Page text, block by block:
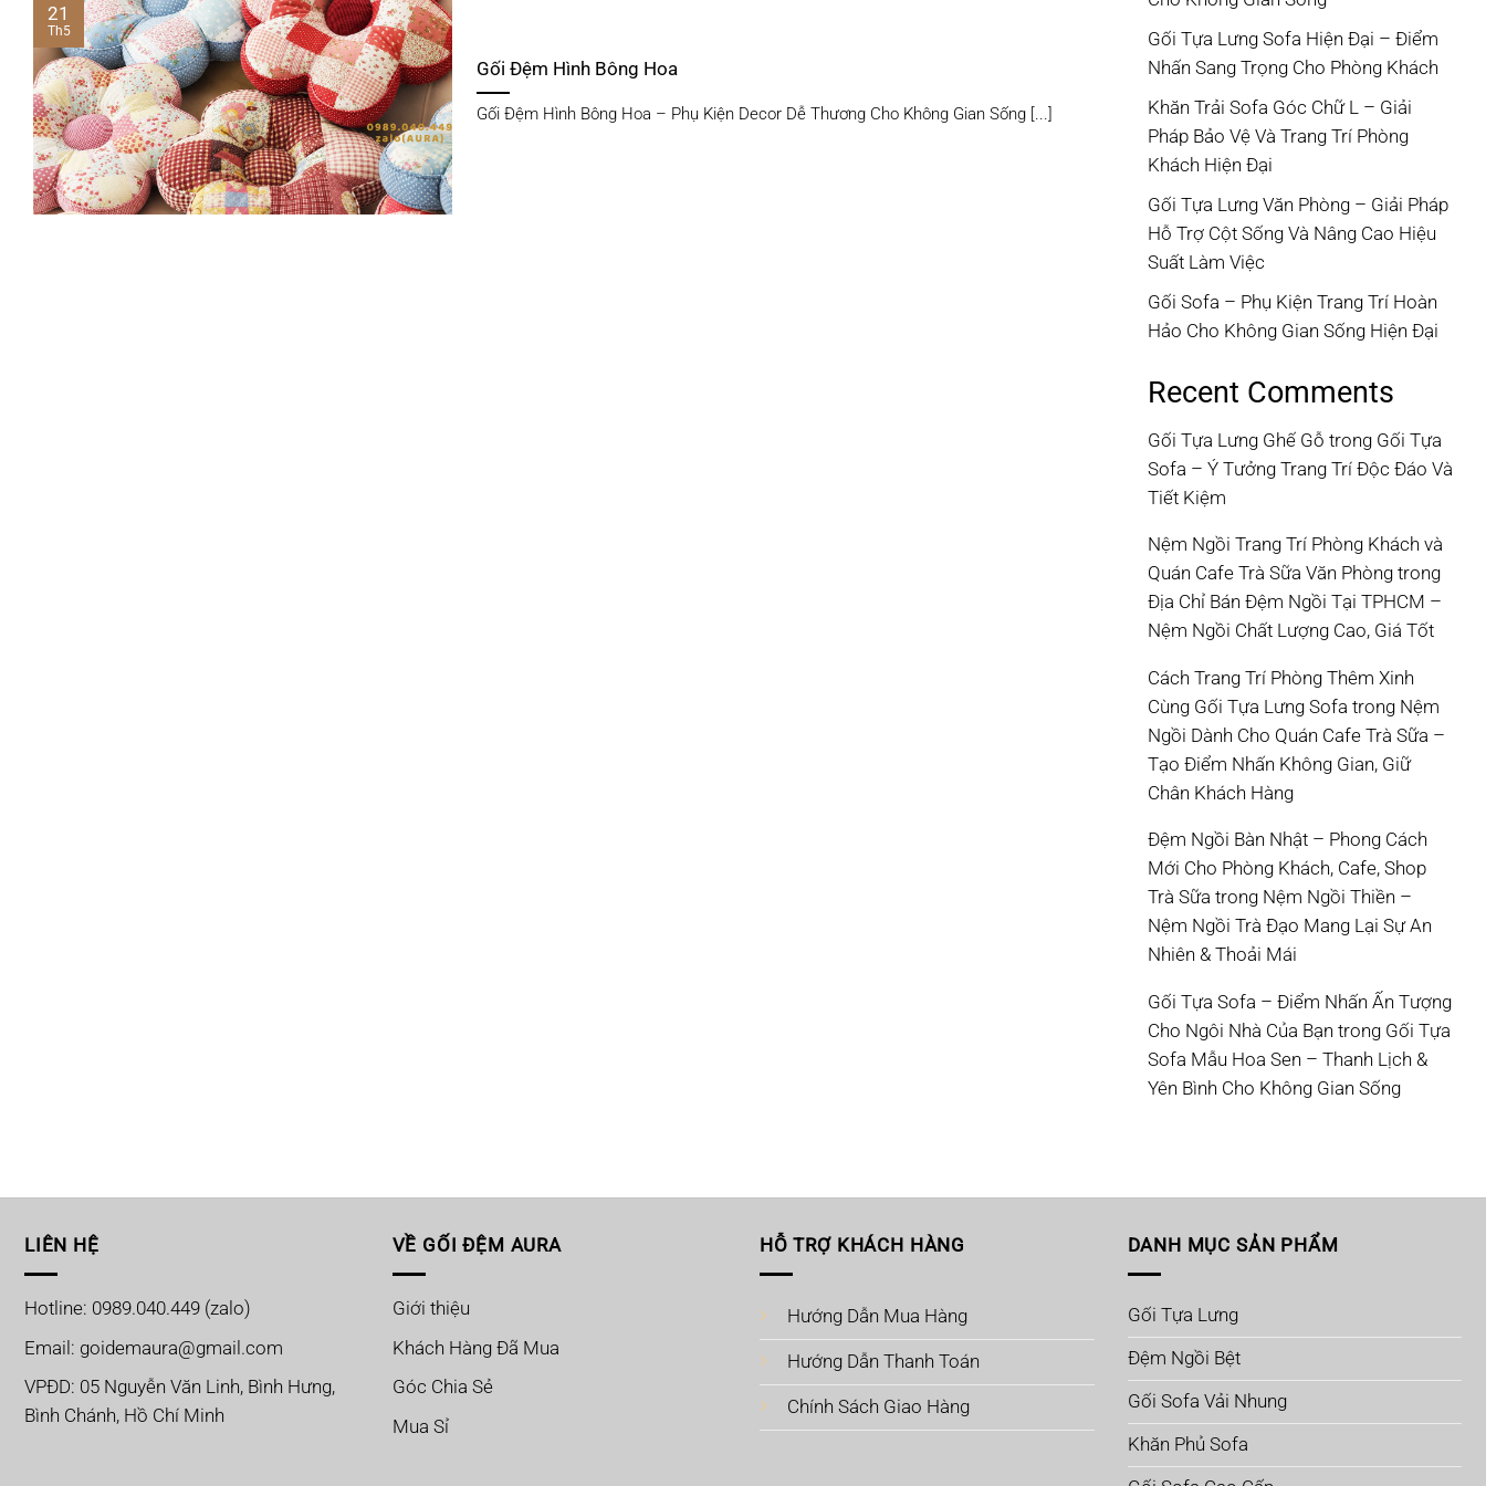
Gối Đệm Hình Bông Hoa
Gối Đệm Hình Bông Hoa – Phụ Kiện Decor Dễ Thương Cho Không Gian Sống [...]
21
Th5
Gối Tựa Lưng Sofa Hiện Đại – Điểm
Nhấn Sang Trọng Cho Phòng Khách
Khăn Trải Sofa Góc Chữ L – Giải
Pháp Bảo Vệ Và Trang Trí Phòng
Khách Hiện Đại
Gối Tựa Lưng Văn Phòng – Giải Pháp
Hỗ Trợ Cột Sống Và Nâng Cao Hiệu
Suất Làm Việc
Gối Sofa – Phụ Kiện Trang Trí Hoàn
Hảo Cho Không Gian Sống Hiện Đại
Recent Comments
Gối Tựa Lưng Ghế Gỗ trong Gối Tựa
Sofa – Ý Tưởng Trang Trí Độc Đáo Và
Tiết Kiệm
Nệm Ngồi Trang Trí Phòng Khách và
Quán Cafe Trà Sữa Văn Phòng trong
Địa Chỉ Bán Đệm Ngồi Tại TPHCM –
Nệm Ngồi Chất Lượng Cao, Giá Tốt
Cách Trang Trí Phòng Thêm Xinh
Cùng Gối Tựa Lưng Sofa trong Nệm
Ngồi Dành Cho Quán Cafe Trà Sữa –
Tạo Điểm Nhấn Không Gian, Giữ
Chân Khách Hàng
Đệm Ngồi Bàn Nhật – Phong Cách
Mới Cho Phòng Khách, Cafe, Shop
Trà Sữa trong Nệm Ngồi Thiền –
Nệm Ngồi Trà Đạo Mang Lại Sự An
Nhiên & Thoải Mái
Gối Tựa Sofa – Điểm Nhấn Ấn Tượng
Cho Ngôi Nhà Của Bạn trong Gối Tựa
Sofa Mẫu Hoa Sen – Thanh Lịch &
Yên Bình Cho Không Gian Sống
LIÊN HỆ
Hotline: 0989.040.449 (zalo)
Email: goidemaura@gmail.com
VPĐD: 05 Nguyễn Văn Linh, Bình Hưng,
Bình Chánh, Hồ Chí Minh
VỀ GỐI ĐỆM AURA
Giới thiệu
Khách Hàng Đã Mua
Góc Chia Sẻ
Mua Sỉ
HỖ TRỢ KHÁCH HÀNG
Hướng Dẫn Mua Hàng
Hướng Dẫn Thanh Toán
Chính Sách Giao Hàng
DANH MỤC SẢN PHẨM
Gối Tựa Lưng
Đệm Ngồi Bệt
Gối Sofa Vải Nhung
Khăn Phủ Sofa